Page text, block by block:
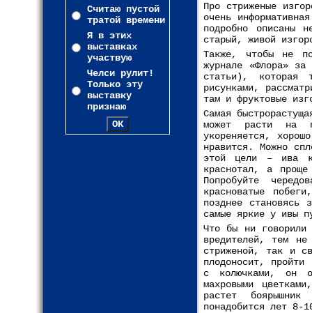
Считаю пустой
тратой времени
Я в этих
выставках
участвую
Челси рулит!
Только эту
выставку
признаю
Про стриженые
очень
подробно описаны
старый, живой
Также, чтобы не
журнале «Флора»
статьи), которая
рисунками,
там и фруктовые
Самая
может расти на
укореняется,
нравится. Можно
этой цели – ива
краснотал, а
Попробуйте
красноватые
позднее
самые яркие у ивы
Что бы ни
вредителей, тем
стриженой, так и
плодоносит, пройти
с колючками, он
махровыми
растет
понадобится лет 8-